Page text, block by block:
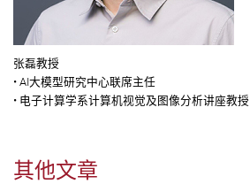
其他文章
张磊教授
• AI大模型研究中心联席主任
• 电子计算学系计算机视觉及图像分析讲座教授